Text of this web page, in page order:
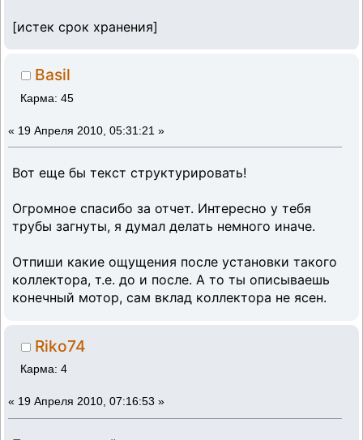
[истек срок хранения]
Basil
Карма: 45
« 19 Апреля 2010, 05:31:21 »
Вот еще бы текст структурировать!
Огромное спасибо за отчет. Интересно у тебя
трубы загнуты, я думал делать немного иначе.
Отпиши какие ощущения после установки такого
коллектора, т.е. до и после. А то ты описываешь
конечный мотор, сам вклад коллектора не ясен.
Riko74
Карма: 4
« 19 Апреля 2010, 07:16:53 »